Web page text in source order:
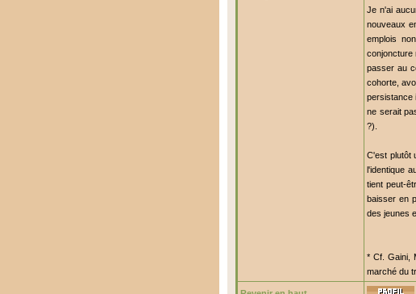
Je n'ai
nouveaux
emplois
conjoncture
passer au
cohorte,
persistance
ne serait
?).
C'est plutôt
l'identique
tient peut-
baisser en
des jeunes
* Cf. Gaini,
marché du